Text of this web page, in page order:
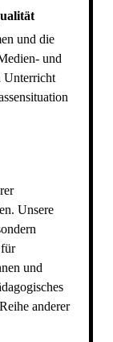
und die
und
Unterricht
Unsere
und
anderer